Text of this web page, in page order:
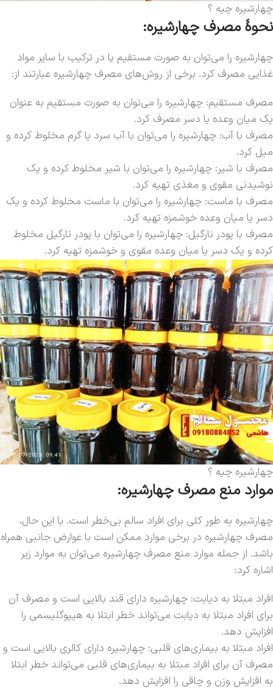
چهارشیره چیه ؟
نحوهٔ مصرف چهارشیره:
چهارشیره را می‌توان به صورت مستقیم یا در ترکیب با سایر مواد
غذایی مصرف کرد. برخی از روش‌های مصرف چهارشیره عبارتند از:
مصرف مستقیم: چهارشیره را می‌توان به صورت مستقیم به عنوان
یک میان وعده یا دسر مصرف کرد.
مصرف با آب: چهارشیره را می‌توان با آب سرد یا گرم مخلوط کرده و
میل کرد.
مصرف با شیر: چهارشیره را می‌توان با شیر مخلوط کرده و یک
نوشیدنی مقوی و مغذی تهیه کرد.
مصرف با ماست: چهارشیره را می‌توان با ماست مخلوط کرده و یک
دسر یا میان وعده خوشمزه تهیه کرد.
مصرف با پودر نارگیل: چهارشیره را می‌توان با پودر نارگیل مخلوط
کرده و یک دسر یا میان وعده مقوی و خوشمزه تهیه کرد.
چهارشیره چیه ؟
موارد منع مصرف چهارشیره:
چهارشیره به طور کلی برای افراد سالم بی‌خطر است. با این حال،
مصرف چهارشیره در برخی موارد ممکن است با عوارض جانبی همراه
باشد. از جمله موارد منع مصرف چهارشیره می‌توان به موارد زیر
اشاره کرد:
افراد مبتلا به دیابت: چهارشیره دارای قند بالایی است و مصرف آن
برای افراد مبتلا به دیابت می‌تواند خطر ابتلا به هیپوگلیسمی را
افزایش دهد.
افراد مبتلا به بیماری‌های قلبی: چهارشیره دارای کالری بالایی است و
مصرف آن برای افراد مبتلا به بیماری‌های قلبی می‌تواند خطر ابتلا
به افزایش وزن و چاقی را افزایش دهد.